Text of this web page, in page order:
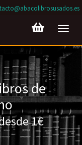
de
1€